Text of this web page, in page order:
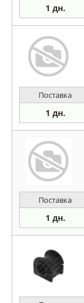
1 дн.
Поставка
1 дн.
Поставка
1 дн.